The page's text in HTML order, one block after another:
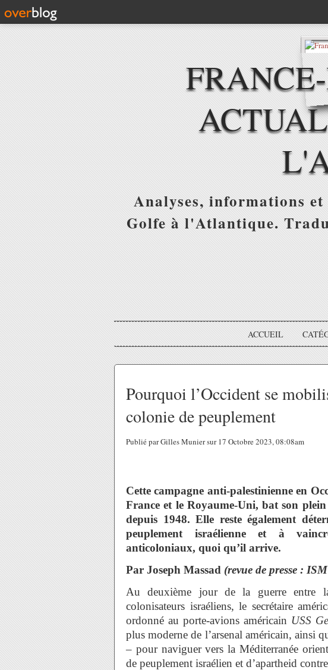
Analyses, informations
Golfe à l'Atlantique.
ACCUEIL
Pourquoi l’Occident se
colonie de peuplement
Publié par Gilles Munier sur 17 Octobre 2023, 08:08am
Cette campagne anti-palestinienne en
France et le Royaume-Uni, bat son
depuis 1948. Elle reste également
peuplement israélienne et à
anticoloniaux, quoi qu’il arrive.
Par Joseph Massad (revue de presse :
Au deuxième jour de la guerre entre
colonisateurs israéliens, le secrétaire
ordonné au porte-avions américain USS
plus moderne de l’arsenal américain, ainsi
– pour naviguer vers la Méditerranée
de peuplement israélien et d’apartheid